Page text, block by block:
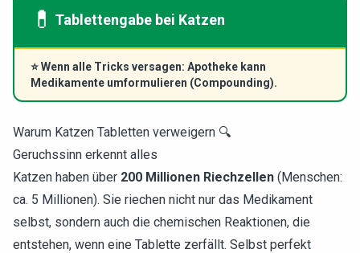
💊 Tablettengabe bei Katzen
⭐Wenn alle Tricks versagen: Apotheke kann
Medikamente umformulieren (Compounding).
Warum Katzen Tabletten verweigern 🔍
Geruchssinn erkennt alles
Katzen haben über 200 Millionen Riechzellen (Menschen:
ca. 5 Millionen). Sie riechen nicht nur das Medikament
selbst, sondern auch die chemischen Reaktionen, die
entstehen, wenn eine Tablette zerfällt. Selbst perfekt